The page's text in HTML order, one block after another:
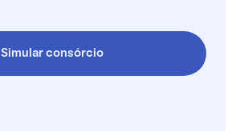
Simular consórcio